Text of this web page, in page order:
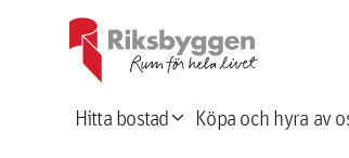
Hitta bostadexpand_more Köpa och hyra av